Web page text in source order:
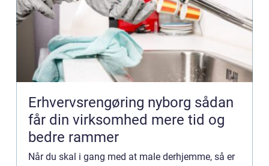
Erhvervsrengøring nyborg sådan
får din virksomhed mere tid og
bedre rammer
Når du skal i gang med at male derhjemme, så er